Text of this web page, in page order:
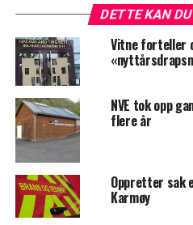
DETTE KAN
Vitne forteller
NVE tok opp
flere år
Oppretter sak
Karmøy